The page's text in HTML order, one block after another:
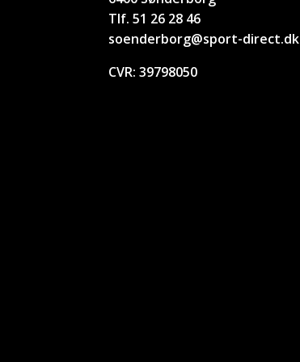
Tlf. 51 26 28 46
soenderborg@sport-direct.dk
CVR:39798050